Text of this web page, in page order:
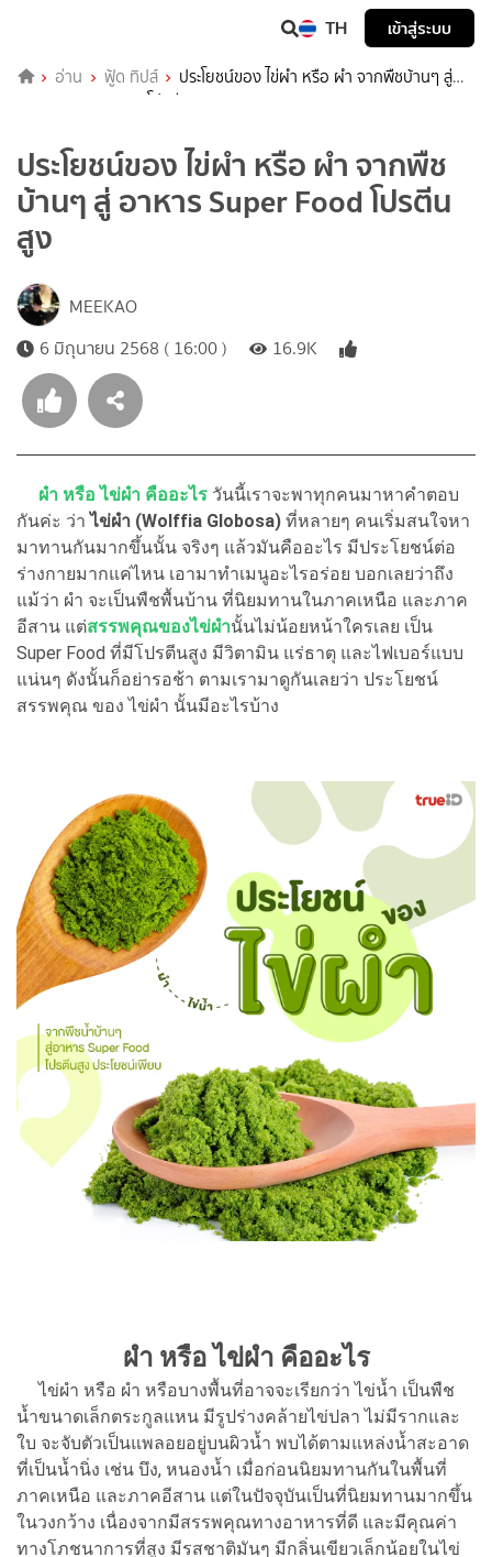
TH เข้าสู่ระบบ
อ่าน ฟู้ด ทิปส์
ประโยชน์ของ ไข่ผำ หรือ ผำ จากพืชบ้านๆ สู่
อาหาร Super Food โปรตีนสูง
ประโยชน์ของ ไข่ผำ หรือ ผำ จากพืช
บ้านๆ สู่ อาหาร Super Food โปรตีน
สูง
MEEKAO
6 มิถุนายน 2568 ( 16:00 )
16.9K
ผำ หรือ ไข่ผำ คืออะไร วันนี้เราจะพาทุกคนมาหาคำตอบ
กันค่ะ ว่าไข่ผำ (Wolffia Globosa) ที่หลายๆ คนเริ่มสนใจหา
มาทานกันมากขึ้นนั้น จริงๆ แล้วมันคืออะไร มีประโยชน์ต่อ
ร่างกายมากแค่ไหน เอามาทำเมนูอะไรอร่อย บอกเลยว่าถึง
แม้ว่า ผำ จะเป็นพืชพื้นบ้าน ที่นิยมทานในภาคเหนือ และภาค
อีสาน แต่สรรพคุณของไข่ผำนั้นไม่น้อยหน้าใครเลย เป็น
Super Food ที่มีโปรตีนสูง มีวิตามิน แร่ธาตุ และไฟเบอร์แบบ
แน่นๆ ดังนั้นก็อย่ารอช้า ตามเรามาดูกันเลยว่า ประโยชน์
สรรพคุณ ของ ไข่ผำ นั้นมีอะไรบ้าง
ผำ หรือ ไข่ผำ คืออะไร
ไข่ผำ หรือ ผำ หรือบางพื้นที่อาจจะเรียกว่า ไข่น้ำ เป็นพืช
น้ำขนาดเล็กตระกูลแหน มีรูปร่างคล้ายไข่ปลา ไม่มีรากและ
ใบ จะจับตัวเป็นแพลอยอยู่บนผิวน้ำ พบได้ตามแหล่งน้ำสะอาด
ที่เป็นน้ำนิ่ง เช่น บึง, หนองน้ำ เมื่อก่อนนิยมทานกันในพื้นที่
ภาคเหนือ และภาคอีสาน แต่ในปัจจุบันเป็นที่นิยมทานมากขึ้น
ในวงกว้าง เนื่องจากมีสรรพคุณทางอาหารที่ดี และมีคุณค่า
ทางโภชนาการที่สูง มีรสชาติมันๆ มีกลิ่นเขียวเล็กน้อยในไข่